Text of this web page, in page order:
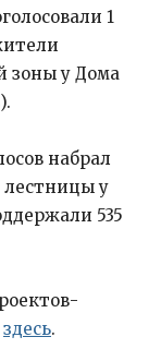
1
зоны у Дома
набрал
лестницы у
535
здесь.